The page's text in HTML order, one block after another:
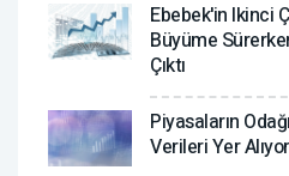
Ebebek'in Ikinci
Büyüme
Çıktı
Piyasaların
Verileri Yer Alıyor